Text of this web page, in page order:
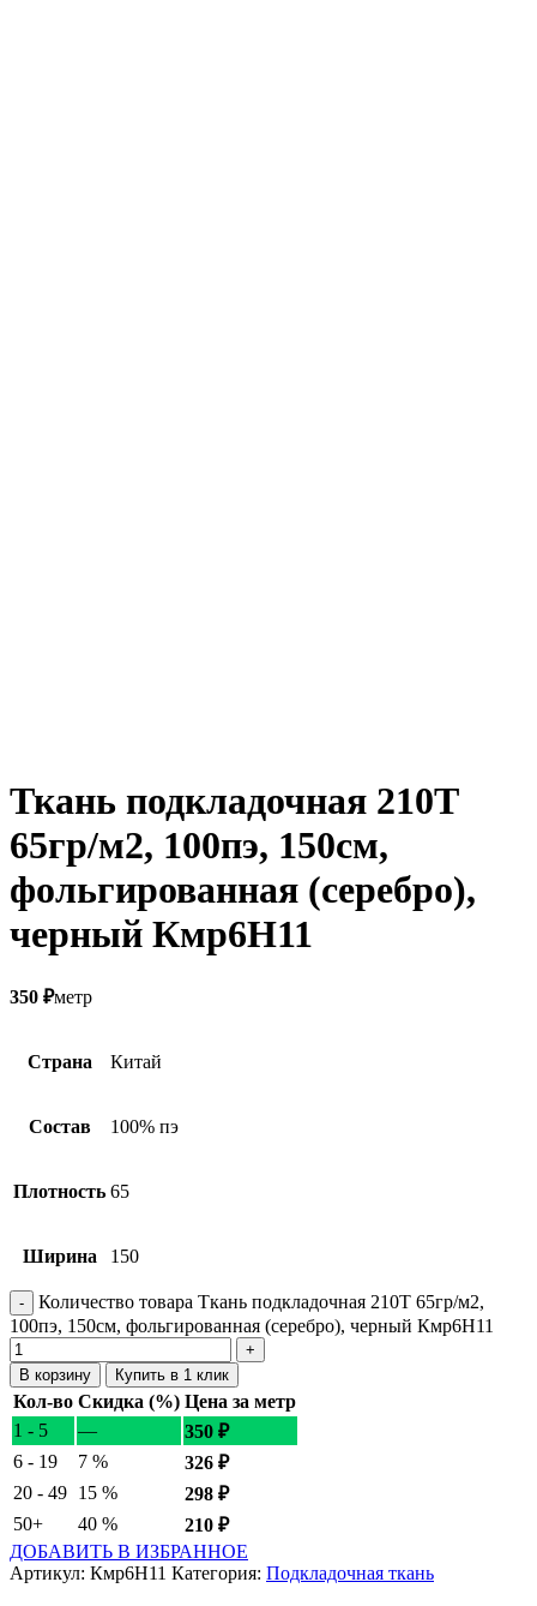
Ткань подкладочная 210T
65гр/м2, 100пэ, 150см,
фольгированная (серебро),
черный Кмр6Н11
350 ₽метр
Страна Китай
Состав 100% пэ
Плотность 65
Ширина 150
Количество товара Ткань подкладочная 210T 65гр/м2,
100пэ, 150см, фольгированная (серебро), черный Кмр6Н11
В корзину Купить в 1 клик
Кол-во Скидка (%) Цена за метр
1 - 5
— 350 ₽
6 - 19
7 % 326 ₽
20 - 49 15 % 298 ₽
50+
40 % 210 ₽
ДОБАВИТЬ В ИЗБРАННОЕ
Артикул: Кмр6Н11 Категория: Подкладочная ткань